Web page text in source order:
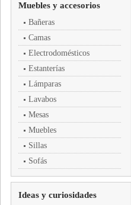
Muebles y accesorios
Bañeras
Camas
Electrodomésticos
Estanterías
Lámparas
Lavabos
Mesas
Muebles
Sillas
Sofás
Ideas y curiosidades